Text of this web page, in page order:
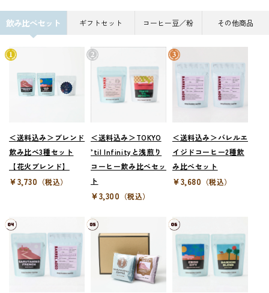
飲み比べセット ギフトセット コーヒー豆／粉 その他商品
＜送料込み＞ブレンド
飲み比べ3種セット
【花火ブレンド】
¥3,730 （税込）
＜送料込み＞TOKYO
’til Infinityと浅煎り
コーヒー飲み比べセッ
ト
¥3,300 （税込）
＜送料込み＞バレルエ
イジドコーヒー2種飲
み比べセット
¥3,680 （税込）